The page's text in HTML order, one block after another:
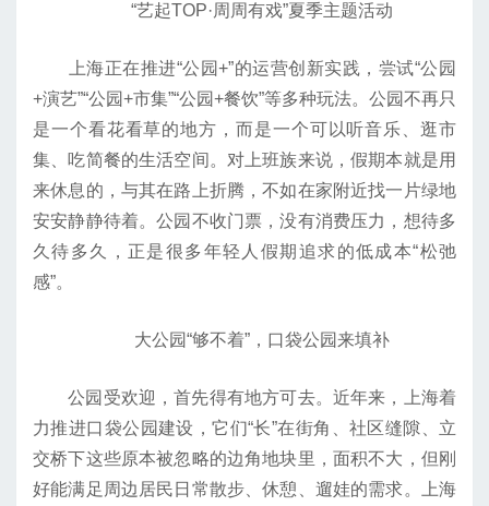
“艺起TOP·周周有戏”夏季主题活动
上海正在推进“公园+”的运营创新实践，尝试“公园
+演艺”“公园+市集”“公园+餐饮”等多种玩法。公园不再只
是一个看花看草的地方，而是一个可以听音乐、逛市
集、吃简餐的生活空间。对上班族来说，假期本就是用
来休息的，与其在路上折腾，不如在家附近找一片绿地
安安静静待着。公园不收门票，没有消费压力，想待多
久待多久，正是很多年轻人假期追求的低成本“松弛
感”。
大公园“够不着”，口袋公园来填补
公园受欢迎，首先得有地方可去。近年来，上海着
力推进口袋公园建设，它们“长”在街角、社区缝隙、立
交桥下这些原本被忽略的边角地块里，面积不大，但刚
好能满足周边居民日常散步、休憩、遛娃的需求。上海